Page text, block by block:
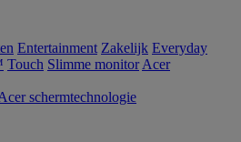
Entertainment Zakelijk Everyday
Touch Slimme monitor Acer
schermtechnologie